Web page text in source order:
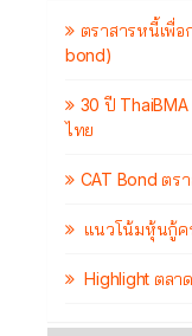
ตราสารหนี้เพื่อ
bond)
30 ปี
ไทย
CAT Bond ตร
แนวโน้มหุ้นกู้
Highlight ตลา